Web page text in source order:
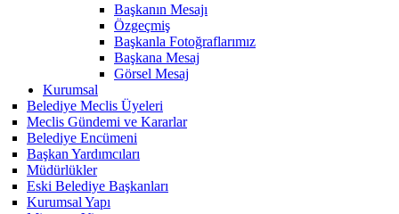
Başkanın Mesajı
Özgeçmiş
Başkanla Fotoğraflarımız
Başkana Mesaj
Görsel Mesaj
Kurumsal
Belediye Meclis Üyeleri
Meclis Gündemi ve Kararlar
Belediye Encümeni
Başkan Yardımcıları
Müdürlükler
Eski Belediye Başkanları
Kurumsal Yapı